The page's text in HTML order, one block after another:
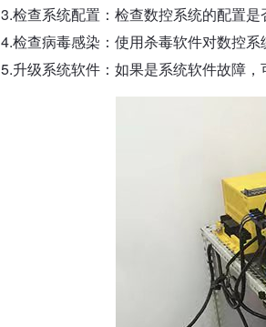
3.检查系统配置：检查数控系统的配置
4.检查病毒感染：使用杀毒软件对数控
5.升级系统软件：如果是系统软件故障